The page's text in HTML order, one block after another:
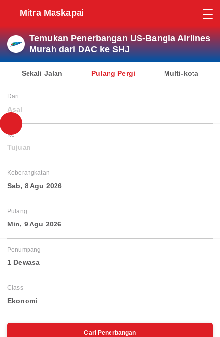
Mitra Maskapai
Temukan Penerbangan US-Bangla Airlines
Murah dari DAC ke SHJ
Sekali Jalan Pulang Pergi Multi-kota
Dari
Asal
Ke
Tujuan
Keberangkatan
Sab, 8 Agu 2026
Pulang
Min, 9 Agu 2026
Penumpang
1 Dewasa
Class
Ekonomi
Cari Penerbangan